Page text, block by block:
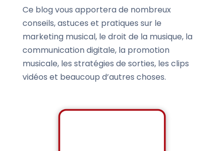
Ce blog vous apportera de nombreux
conseils, astuces et pratiques sur le
marketing musical, le droit de la musique, la
communication digitale, la promotion
musicale, les stratégies de sorties, les clips
vidéos et beaucoup d’autres choses.